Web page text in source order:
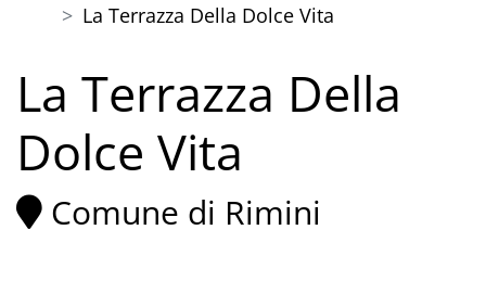
La Terrazza Della Dolce Vita
La Terrazza Della
Dolce Vita
Comune di Rimini